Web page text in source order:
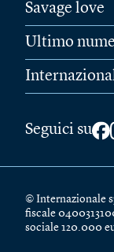
Savage love
Ultimo
Seguici su
© Internazionale
fiscale
sociale 120.000